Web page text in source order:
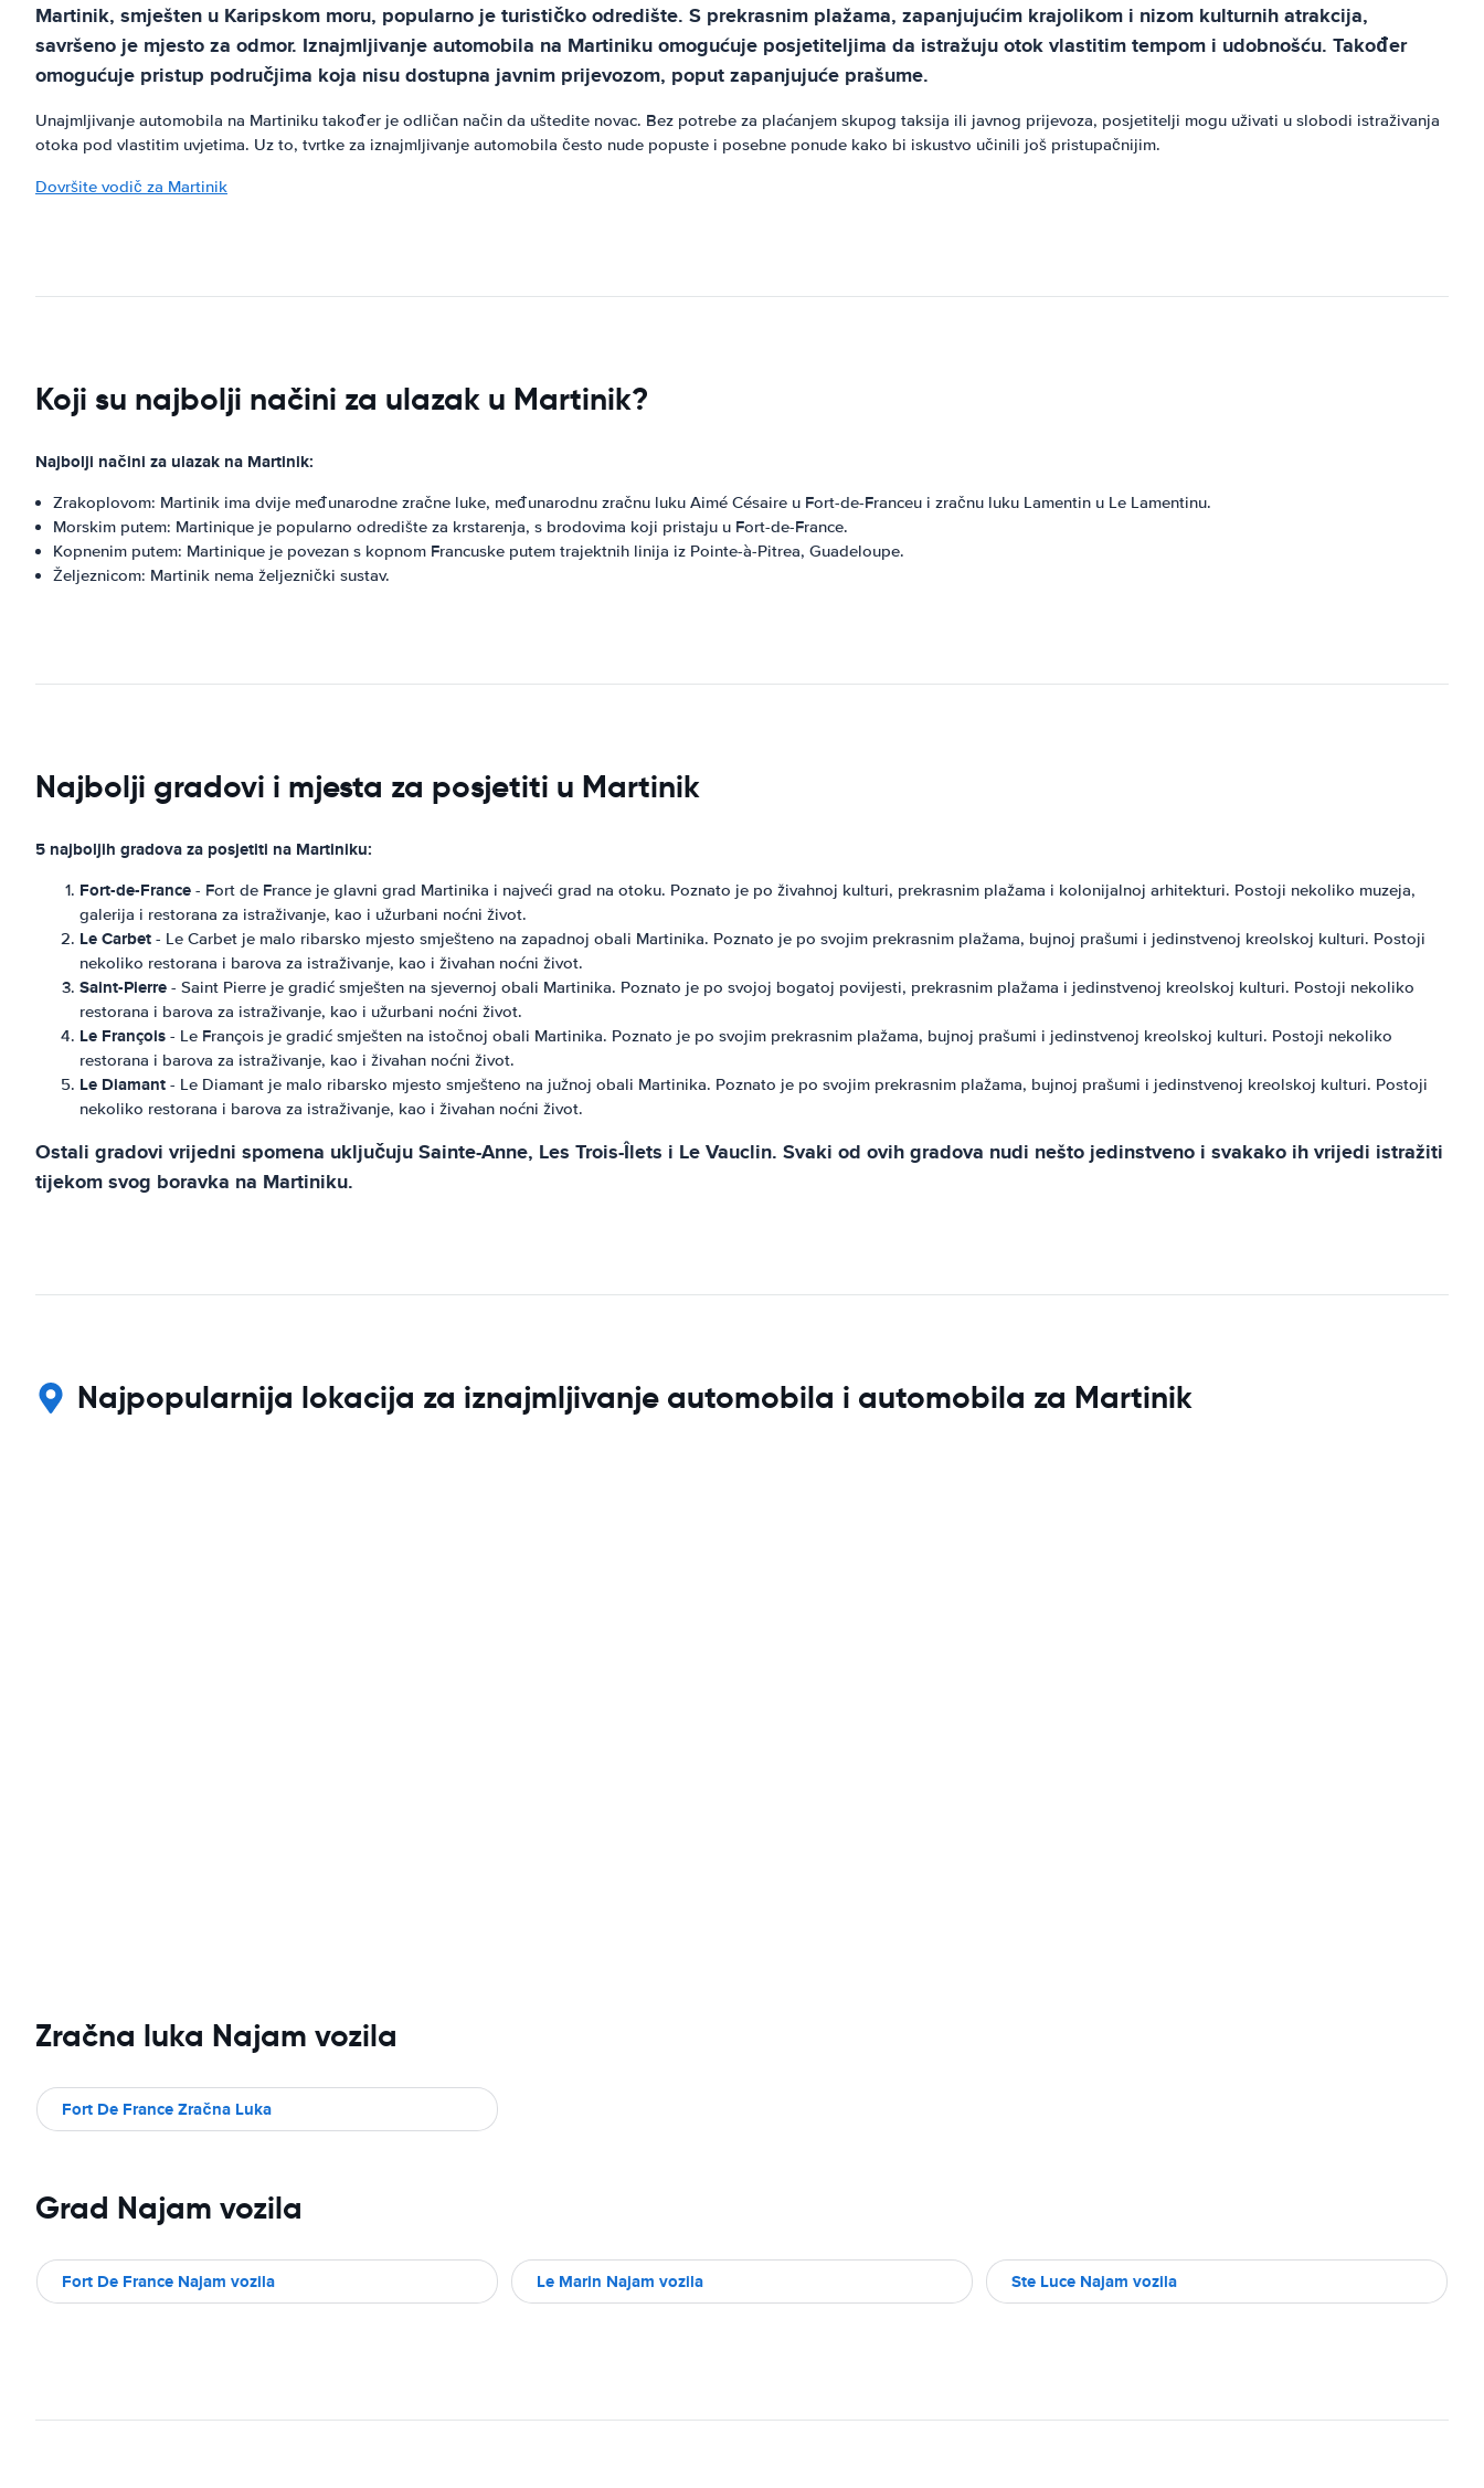
Martinik, smješten u Karipskom moru, popularno je turističko odredište. S prekrasnim plažama, zapanjujućim krajolikom i nizom kulturnih atrakcija,
savršeno je mjesto za odmor. Iznajmljivanje automobila na Martiniku omogućuje posjetiteljima da istražuju otok vlastitim tempom i udobnošću. Također
omogućuje pristup područjima koja nisu dostupna javnim prijevozom, poput zapanjujuće prašume.
Unajmljivanje automobila na Martiniku također je odličan način da uštedite novac. Bez potrebe za plaćanjem skupog taksija ili javnog prijevoza, posjetitelji mogu uživati ​​u slobodi istraživanja
otoka pod vlastitim uvjetima. Uz to, tvrtke za iznajmljivanje automobila često nude popuste i posebne ponude kako bi iskustvo učinili još pristupačnijim.
Dovršite vodič za Martinik
Koji su najbolji načini za ulazak u Martinik?
Najbolji načini za ulazak na Martinik:
Zrakoplovom: Martinik ima dvije međunarodne zračne luke, međunarodnu zračnu luku Aimé Césaire u Fort-de-Franceu i zračnu luku Lamentin u Le Lamentinu.
Morskim putem: Martinique je popularno odredište za krstarenja, s brodovima koji pristaju u Fort-de-France.
Kopnenim putem: Martinique je povezan s kopnom Francuske putem trajektnih linija iz Pointe-à-Pitrea, Guadeloupe.
Željeznicom: Martinik nema željeznički sustav.
Najbolji gradovi i mjesta za posjetiti u Martinik
5 najboljih gradova za posjetiti na Martiniku:
Fort-de-France - Fort de France je glavni grad Martinika i najveći grad na otoku. Poznato je po živahnoj kulturi, prekrasnim plažama i kolonijalnoj arhitekturi. Postoji nekoliko muzeja,
galerija i restorana za istraživanje, kao i užurbani noćni život.
Le Carbet - Le Carbet je malo ribarsko mjesto smješteno na zapadnoj obali Martinika. Poznato je po svojim prekrasnim plažama, bujnoj prašumi i jedinstvenoj kreolskoj kulturi. Postoji
nekoliko restorana i barova za istraživanje, kao i živahan noćni život.
Saint-Pierre - Saint Pierre je gradić smješten na sjevernoj obali Martinika. Poznato je po svojoj bogatoj povijesti, prekrasnim plažama i jedinstvenoj kreolskoj kulturi. Postoji nekoliko
restorana i barova za istraživanje, kao i užurbani noćni život.
Le François - Le François je gradić smješten na istočnoj obali Martinika. Poznato je po svojim prekrasnim plažama, bujnoj prašumi i jedinstvenoj kreolskoj kulturi. Postoji nekoliko
restorana i barova za istraživanje, kao i živahan noćni život.
Le Diamant - Le Diamant je malo ribarsko mjesto smješteno na južnoj obali Martinika. Poznato je po svojim prekrasnim plažama, bujnoj prašumi i jedinstvenoj kreolskoj kulturi. Postoji
nekoliko restorana i barova za istraživanje, kao i živahan noćni život.
Ostali gradovi vrijedni spomena uključuju Sainte-Anne, Les Trois-Îlets i Le Vauclin. Svaki od ovih gradova nudi nešto jedinstveno i svakako ih vrijedi istražiti
tijekom svog boravka na Martiniku.
Najpopularnija lokacija za iznajmljivanje automobila i automobila za Martinik
Zračna luka Najam vozila
Fort De France Zračna Luka
Grad Najam vozila
Fort De France Najam vozila Le Marin Najam vozila Ste Luce Najam vozila